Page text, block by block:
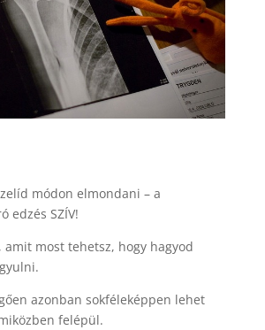
módon elmondani – a
edzés SZÍV!
amit most tehetsz, hogy hagyod
azonban sokféleképpen lehet
felépül.